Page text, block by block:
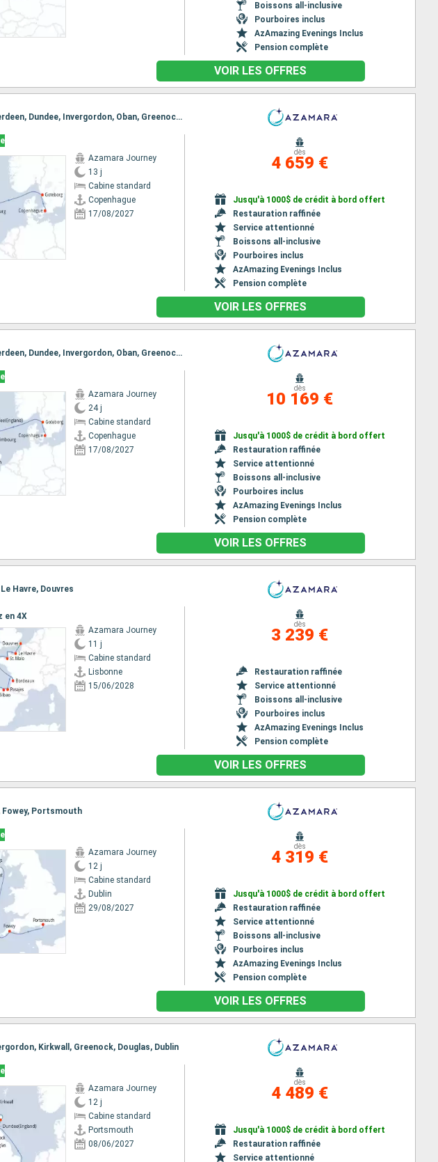
Boissons all-inclusive
Pourboires inclus
AzAmazing Evenings Inclus
Pension complète
VOIR LES OFFRES
Itinéraire : Copenhague, Goteborg, Leith - Edimbourg, Dundee, Aberdeen, Dundee, Invergordon, Oban, Greenock, Douglas, Dublin
Azamara Journey
13 j
Cabine standard
Copenhague
17/08/2027
dès
4 659 €
Jusqu'à 1000$ de crédit à bord offert
Restauration raffinée
Service attentionné
Boissons all-inclusive
Pourboires inclus
AzAmazing Evenings Inclus
Pension complète
VOIR LES OFFRES
Itinéraire : Copenhague, Goteborg, Leith - Edimbourg, Dundee, Aberdeen, Dundee, Invergordon, Oban, Greenock, Douglas, Dublin, Cobh, Bantry, Foynes, Galway, Killybegs, Belfast, Fowey, Portsmouth
Azamara Journey
24 j
Cabine standard
Copenhague
17/08/2027
dès
10 169 €
Jusqu'à 1000$ de crédit à bord offert
Restauration raffinée
Service attentionné
Boissons all-inclusive
Pourboires inclus
AzAmazing Evenings Inclus
Pension complète
VOIR LES OFFRES
Havre, Douvres
en 4X
Azamara Journey
11 j
Cabine standard
Lisbonne
15/06/2028
dès
3 239 €
Restauration raffinée
Service attentionné
Boissons all-inclusive
Pourboires inclus
AzAmazing Evenings Inclus
Pension complète
VOIR LES OFFRES
Fowey, Portsmouth
Azamara Journey
12 j
Cabine standard
Dublin
29/08/2027
dès
4 319 €
Jusqu'à 1000$ de crédit à bord offert
Restauration raffinée
Service attentionné
Boissons all-inclusive
Pourboires inclus
AzAmazing Evenings Inclus
Pension complète
VOIR LES OFFRES
Kirkwall, Greenock, Douglas, Dublin
Azamara Journey
12 j
Cabine standard
Portsmouth
08/06/2027
dès
4 489 €
Jusqu'à 1000$ de crédit à bord offert
Restauration raffinée
Service attentionné